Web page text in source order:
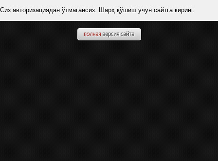
Сиз авторизациядан ўтмагансиз. Шарҳ қўшиш учун сайтга киринг.